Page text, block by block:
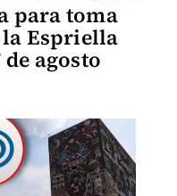
para toma
la Espriella
agosto